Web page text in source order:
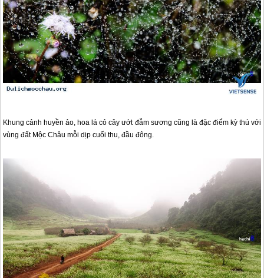
Khung cảnh huyền ảo, hoa lá cỏ cây ướt đẫm sương cũng là đặc điểm kỳ thú với
vùng đất Mộc Châu mỗi dịp cuối thu, đầu đông.